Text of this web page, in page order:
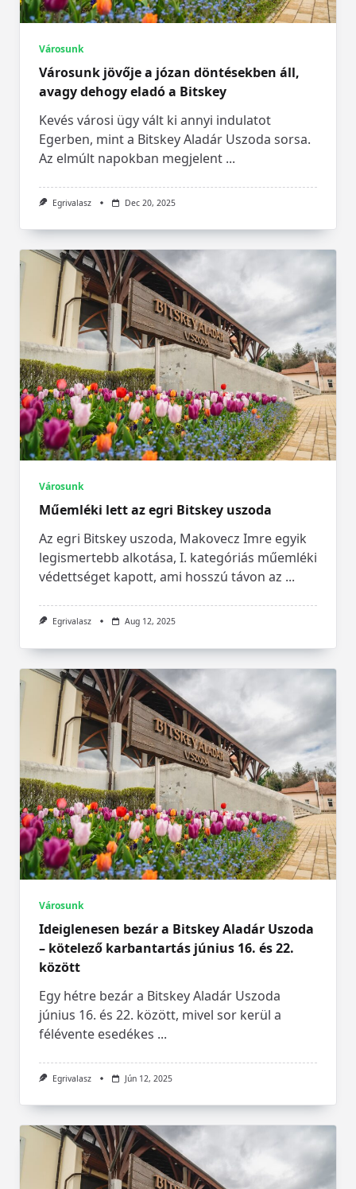
Városunk
Városunk jövője a józan döntésekben áll,
avagy dehogy eladó a Bitskey
Kevés városi ügy vált ki annyi indulatot
Egerben, mint a Bitskey Aladár Uszoda sorsa.
Az elmúlt napokban megjelent ...
Egrivalasz Dec 20, 2025
Városunk
Műemléki lett az egri Bitskey uszoda
Az egri Bitskey uszoda, Makovecz Imre egyik
legismertebb alkotása, I. kategóriás műemléki
védettséget kapott, ami hosszú távon az ...
Egrivalasz Aug 12, 2025
Városunk
Ideiglenesen bezár a Bitskey Aladár Uszoda
– kötelező karbantartás június 16. és 22.
között
Egy hétre bezár a Bitskey Aladár Uszoda
június 16. és 22. között, mivel sor kerül a
félévente esedékes ...
Egrivalasz Jún 12, 2025